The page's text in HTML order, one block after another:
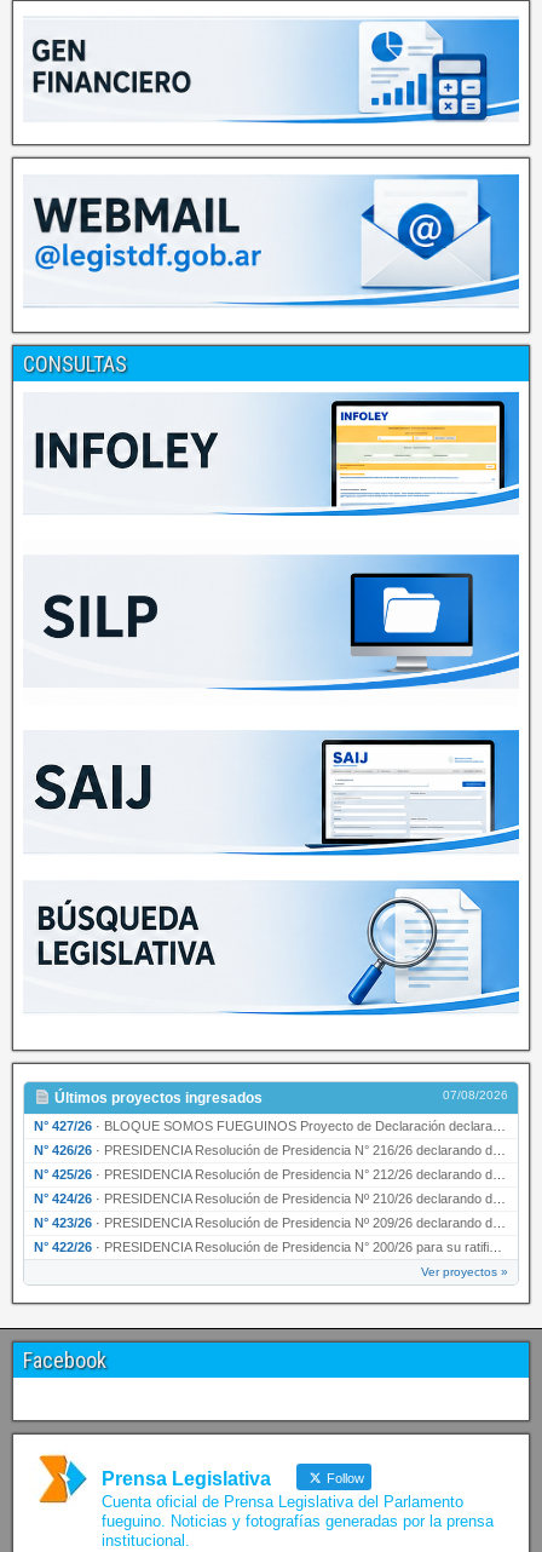
CONSULTAS
Últimos proyectos ingresados 07/08/2026
N° 427/26 · BLOQUE SOMOS FUEGUINOS Proyecto de Declaración declarando de interés provincial PRESIDENCI…
N° 426/26 · PRESIDENCIA Resolución de Presidencia N° 216/26 declarando de interés provincial la labor …
N° 425/26 · PRESIDENCIA Resolución de Presidencia N° 212/26 declarando de interés provincial el “50° A…
N° 424/26 · PRESIDENCIA Resolución de Presidencia Nº 210/26 declarando de interés provincial el proyec…
N° 423/26 · PRESIDENCIA Resolución de Presidencia Nº 209/26 declarando de interés provincial la presen…
N° 422/26 · PRESIDENCIA Resolución de Presidencia N° 200/26 para su ratificación.
Ver proyectos »
Facebook
Prensa Legislativa Follow
Cuenta oficial de Prensa Legislativa del Parlamento
fueguino. Noticias y fotografías generadas por la prensa
institucional.